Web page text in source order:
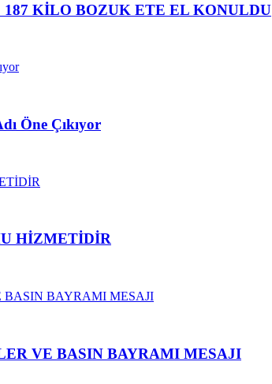
KİLO BOZUK ETE EL KONULDU
Öne Çıkıyor
HİZMETİDİR
VE BASIN BAYRAMI MESAJI